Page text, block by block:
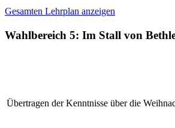
Gesamten Lehrplan anzeigen
Wahlbereich 5: Im Stall von
Übertragen der Kenntnisse über die